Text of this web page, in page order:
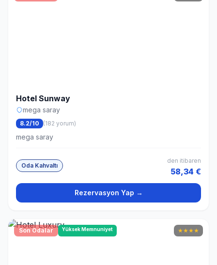
Hotel Sunway
mega saray
8.2/10 (182 yorum)
mega saray
Oda Kahvaltı
den itibaren
58,34 €
Rezervasyon Yap →
Son Odalar Yüksek Memnuniyet ★★★★